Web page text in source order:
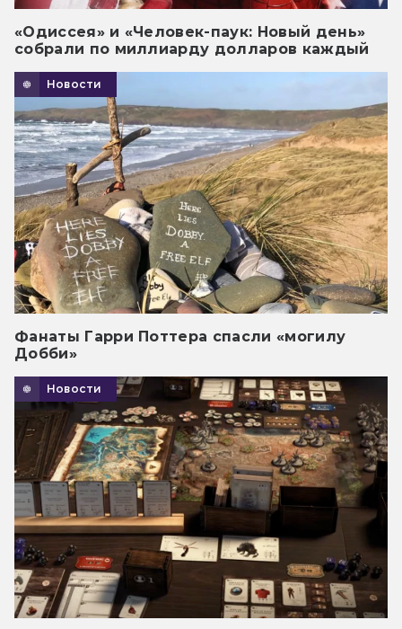
«Одиссея» и «Человек-паук: Новый день»
собрали по миллиарду долларов каждый
Новости
Фанаты Гарри Поттера спасли «могилу
Добби»
Новости